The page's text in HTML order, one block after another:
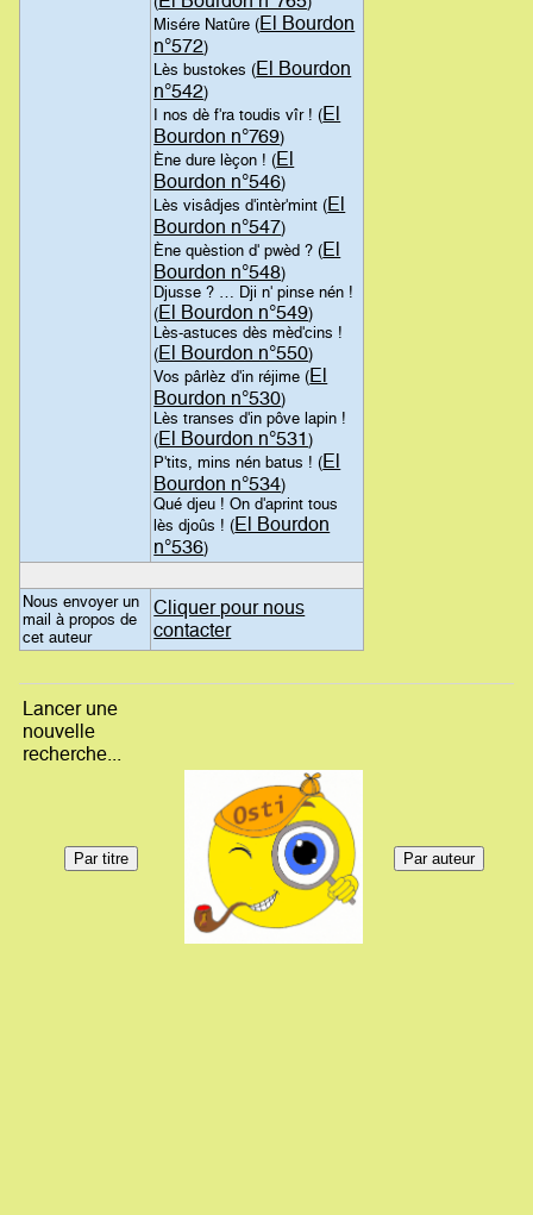
Misére Natûre (El Bourdon
n°572)
Lès bustokes (El Bourdon
n°542)
I nos dè f'ra toudis vîr ! (El
Bourdon n°769)
Ène dure lèçon ! (El
Bourdon n°546)
Lès visâdjes d'intèr'mint (El
Bourdon n°547)
Ène quèstion d' pwèd ? (El
Bourdon n°548)
Djusse ? … Dji n' pinse nén !
(El Bourdon n°549)
Lès-astuces dès mèd'cins !
(El Bourdon n°550)
Vos pârlèz d'in réjime (El
Bourdon n°530)
Lès transes d'in pôve lapin !
(El Bourdon n°531)
P'tits, mins nén batus ! (El
Bourdon n°534)
Qué djeu ! On d'aprint tous
lès djoûs ! (El Bourdon
n°536)
Nous envoyer un
mail à propos de
cet auteur
Cliquer pour nous
contacter
Lancer une
nouvelle
recherche...